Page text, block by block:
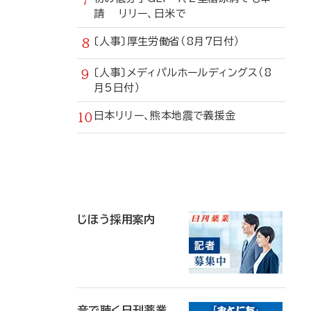
請 リリー、日米で
〔人事〕厚生労働省（8月7日付）
〔人事〕メディパルホールディングス（8
月5日付）
日本リリー、熊本地震で義援金
じほう採用案内